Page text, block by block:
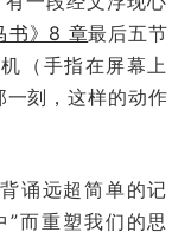
书》8 章最后五节
（手指在屏幕上
一刻，这样的动作
诵远超简单的记
而重塑我们的思